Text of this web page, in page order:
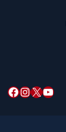
Facebook InstagramX YouTube